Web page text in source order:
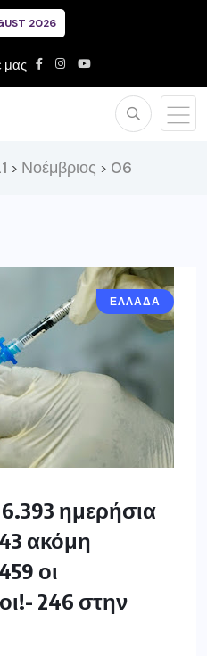
2026
μας
> Νοέμβριος > 06
ΕΛΛΑΔΑ
ημερήσια
ακόμη
οι
246 στην